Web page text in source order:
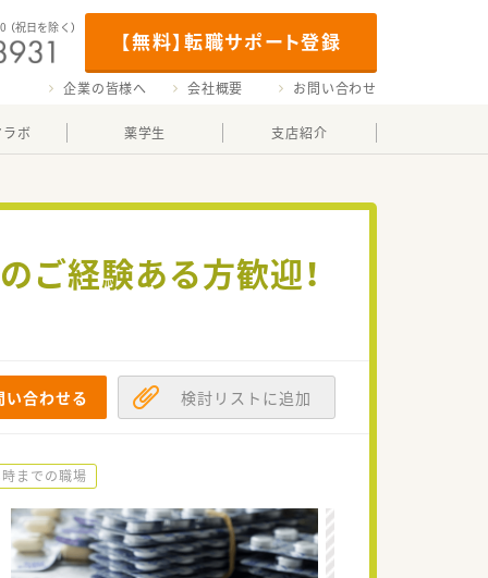
【無料】転職サポート登録
（祝日を除く）
企業の皆様へ 会社概要 お問い合わせ
ボ 薬学生 支店紹介
ご経験ある方歓迎！
合わせる 検討リストに追加
までの職場